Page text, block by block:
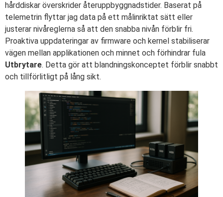
hårddiskar överskrider återuppbyggnadstider. Baserat på
telemetrin flyttar jag data på ett målinriktat sätt eller
justerar nivåreglerna så att den snabba nivån förblir fri.
Proaktiva uppdateringar av firmware och kernel stabiliserar
vägen mellan applikationen och minnet och förhindrar fula
Utbrytare. Detta gör att blandningskonceptet förblir snabbt
och tillförlitligt på lång sikt.